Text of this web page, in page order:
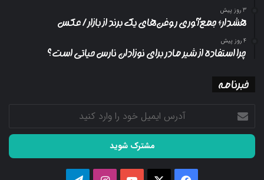
3 روز پیش
هشدار؛ جمع‌آوری روغن‌های یک برند از بازار/ عکس
4 روز پیش
چرا استفاده از شیر مادر برای نوزادان نارس حیاتی است؟
خبرنامه
آدرس
ایمیل
خود
وارد